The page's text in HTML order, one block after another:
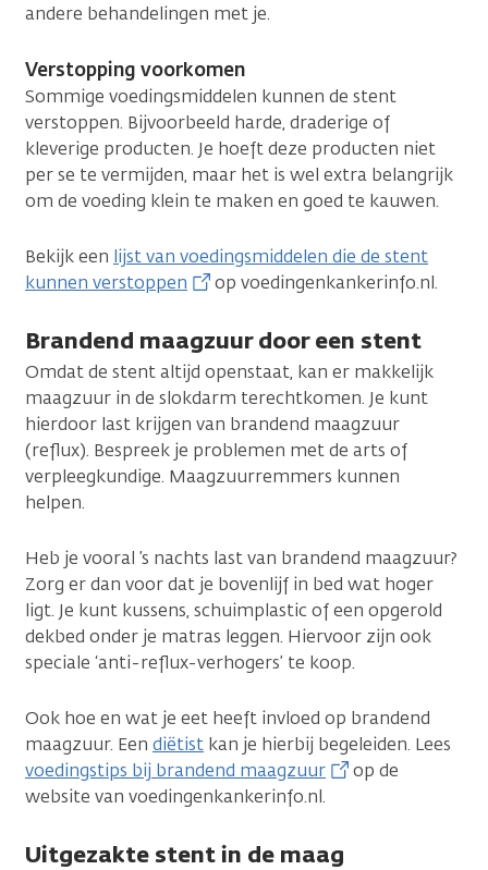
andere behandelingen met je.
Verstopping voorkomen
Sommige voedingsmiddelen kunnen de stent
verstoppen. Bijvoorbeeld harde, draderige of
kleverige producten. Je hoeft deze producten niet
per se te vermijden, maar het is wel extra belangrijk
om de voeding klein te maken en goed te kauwen.
Bekijk een lijst van voedingsmiddelen die de stent
kunnen verstoppen
op voedingenkankerinfo.nl.
Brandend maagzuur door een stent
Omdat de stent altijd openstaat, kan er makkelijk
maagzuur in de slokdarm terechtkomen. Je kunt
hierdoor last krijgen van brandend maagzuur
(reflux). Bespreek je problemen met de arts of
verpleegkundige. Maagzuurremmers kunnen
helpen.
Heb je vooral ’s nachts last van brandend maagzuur?
Zorg er dan voor dat je bovenlijf in bed wat hoger
ligt. Je kunt kussens, schuimplastic of een opgerold
dekbed onder je matras leggen. Hiervoor zijn ook
speciale ‘anti-reflux-verhogers’ te koop.
Ook hoe en wat je eet heeft invloed op brandend
maagzuur. Een diëtist kan je hierbij begeleiden. Lees
voedingstips bij brandend maagzuur
op de
website van voedingenkankerinfo.nl.
Uitgezakte stent in de maag